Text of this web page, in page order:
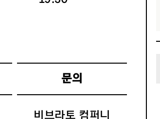
문의
비브라토 컴퍼니